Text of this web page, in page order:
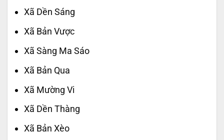
Xã Dền Sáng
Xã Bản Vược
Xã Sàng Ma Sáo
Xã Bản Qua
Xã Mường Vi
Xã Dền Thàng
Xã Bản Xèo